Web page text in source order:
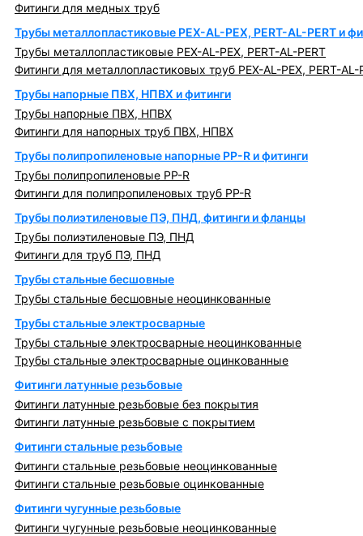
Фитинги для медных труб
Трубы металлопластиковые PEX-AL-PEX, PERT-AL-PERT и
Трубы металлопластиковые PEX-AL-PEX, PERT-AL-PERT
Фитинги для металлопластиковых труб PEX-AL-PEX, PERT-AL-
Трубы напорные ПВХ, НПВХ и фитинги
Трубы напорные ПВХ, НПВХ
Фитинги для напорных труб ПВХ, НПВХ
Трубы полипропиленовые напорные PP-R и фитинги
Трубы полипропиленовые PP-R
Фитинги для полипропиленовых труб PP-R
Трубы полиэтиленовые ПЭ, ПНД, фитинги и фланцы
Трубы полиэтиленовые ПЭ, ПНД
Фитинги для труб ПЭ, ПНД
Трубы стальные бесшовные
Трубы стальные бесшовные неоцинкованные
Трубы стальные электросварные
Трубы стальные электросварные неоцинкованные
Трубы стальные электросварные оцинкованные
Фитинги латунные резьбовые
Фитинги латунные резьбовые без покрытия
Фитинги латунные резьбовые с покрытием
Фитинги стальные резьбовые
Фитинги стальные резьбовые неоцинкованные
Фитинги стальные резьбовые оцинкованные
Фитинги чугунные резьбовые
Фитинги чугунные резьбовые неоцинкованные